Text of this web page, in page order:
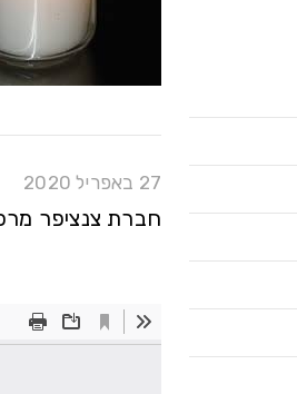
27 באפריל 2020
חברת צנציפר